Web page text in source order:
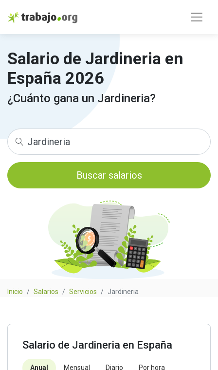
Salario de Jardineria en
España 2026
¿Cuánto gana un Jardineria?
Buscar salarios
Inicio Salarios Servicios Jardineria
Salario de Jardineria en España
Anual Mensual Diario Por hora